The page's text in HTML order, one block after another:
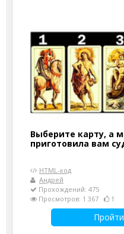
Выберите карту, а
приготовила вам
HTML-код
Андрей
Прохождений: 475
Просмотров: 1 367
1